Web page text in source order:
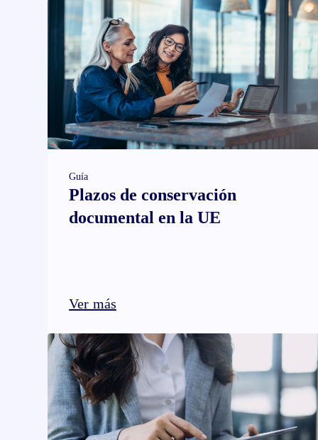
Guía
Plazos de conservación
documental en la UE
Ver más